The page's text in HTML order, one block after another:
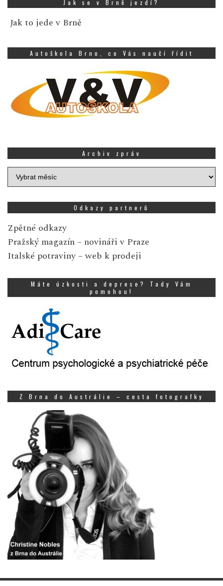
Jak se v Brně jezdí?
Jak to jede v Brně
Autoškola Brno, co Vás naučí řídit
Archiv zpráv
Archiv
zpráv
Odkazy partnerů
Zpětné odkazy
Pražský magazín – novináři v Praze
Italské potraviny – web k prodeji
Máte úzkosti a deprese? Tady Vám
pomohou!
Z Brna do Austrálie – cesta fotografky